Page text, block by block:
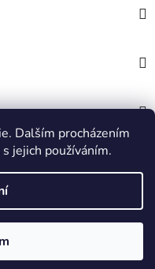
Dalším procházením
jejich používáním.